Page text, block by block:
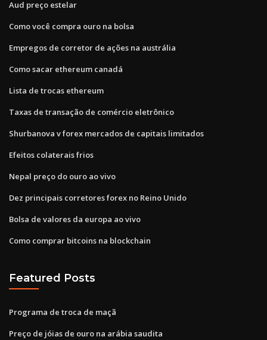
Aud preço estelar
Como você compra ouro na bolsa
Empregos de corretor de ações na austrália
Como sacar ethereum canadá
Lista de trocas ethereum
Taxas de transação de comércio eletrônico
Shurbanova v forex mercados de capitais limitados
Efeitos colaterais frios
Nepal preço do ouro ao vivo
Dez principais corretores forex no Reino Unido
Bolsa de valores da europa ao vivo
Como comprar bitcoins na blockchain
Featured Posts
Programa de troca de maçã
Preço de jóias de ouro na arábia saudita